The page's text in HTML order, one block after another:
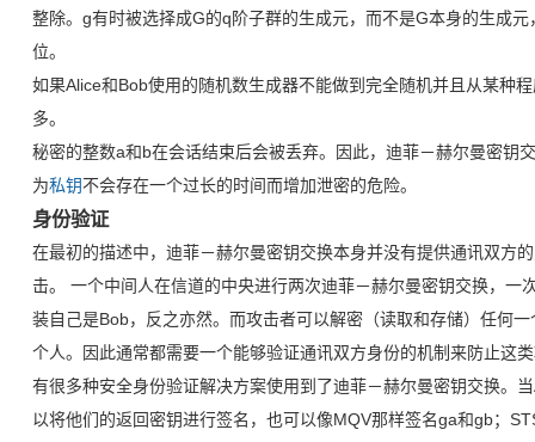
整除。g有时被选择成G的q阶子群的生成元，而不是G本身的生成
位。
如果Alice和Bob使用的随机数生成器不能做到完全随机并且从某种
多。
秘密的整数a和b在会话结束后会被丢弃。因此，迪菲－赫尔曼密钥
为私钥不会存在一个过长的时间而增加泄密的危险。
身份验证
在最初的描述中，迪菲－赫尔曼密钥交换本身并没有提供通讯双方
击。 一个中间人在信道的中央进行两次迪菲－赫尔曼密钥交换，一
装自己是Bob，反之亦然。而攻击者可以解密（读取和存储）任何
个人。因此通常都需要一个能够验证通讯双方身份的机制来防止这
有很多种安全身份验证解决方案使用到了迪菲－赫尔曼密钥交换。
以将他们的返回密钥进行签名，也可以像MQV那样签名ga和gb；